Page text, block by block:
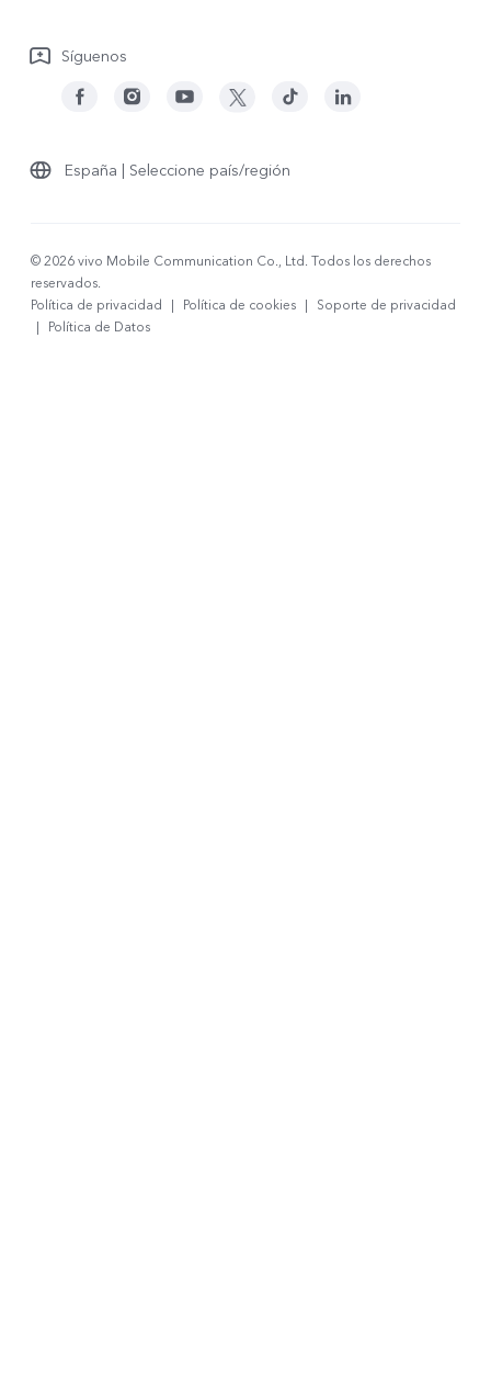
Síguenos
España | Seleccione país/región
© 2026 vivo Mobile Communication Co., Ltd. Todos los derechos
reservados.
Política de privacidad
| Política de cookies |
Soporte de privacidad
|
Política de Datos